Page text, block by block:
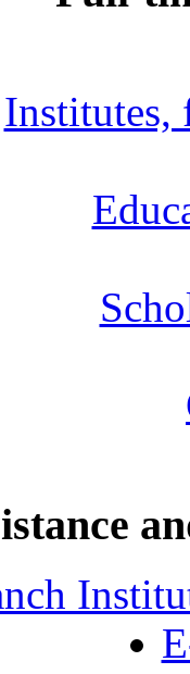
Institutes,